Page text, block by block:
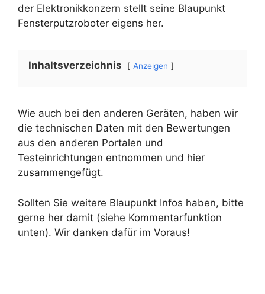
der Elektronikkonzern stellt seine Blaupunkt
Fensterputzroboter eigens her.
Inhaltsverzeichnis Anzeigen
Wie auch bei den anderen Geräten, haben wir
die technischen Daten mit den Bewertungen
aus den anderen Portalen und
Testeinrichtungen entnommen und hier
zusammengefügt.
Sollten Sie weitere Blaupunkt Infos haben, bitte
gerne her damit (siehe Kommentarfunktion
unten). Wir danken dafür im Voraus!